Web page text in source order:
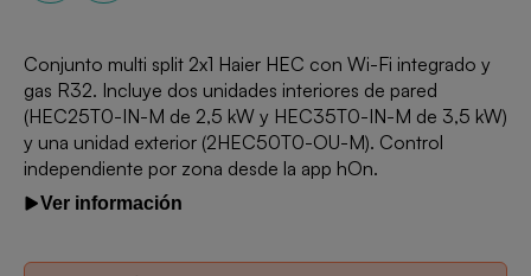
Conjunto multi split 2x1 Haier HEC con Wi-Fi integrado y
gas R32. Incluye dos unidades interiores de pared
(HEC25T0-IN-M de 2,5 kW y HEC35T0-IN-M de 3,5 kW)
y una unidad exterior (2HEC50T0-OU-M). Control
independiente por zona desde la app hOn.
Ver información